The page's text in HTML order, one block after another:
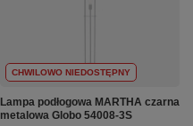
CHWILOWO NIEDOSTĘPNY
Lampa podłogowa MARTHA czarna
metalowa Globo 54008-3S